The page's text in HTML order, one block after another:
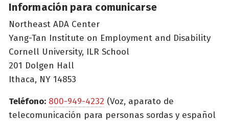
Información para comunicarse
Northeast ADA Center
Yang-Tan Institute on Employment and Disability
Cornell University, ILR School
201 Dolgen Hall
Ithaca, NY 14853
Teléfono: 800-949-4232 (Voz, aparato de
telecomunicación para personas sordas y español